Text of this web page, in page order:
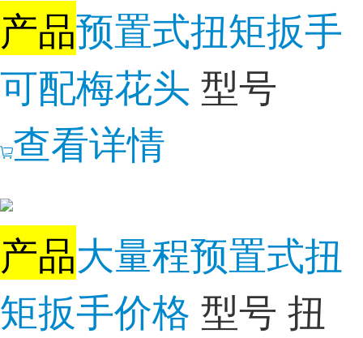
产品预置式扭矩扳手
可配梅花头 型号
查看详情
产品大量程预置式扭
矩扳手价格 型号 扭